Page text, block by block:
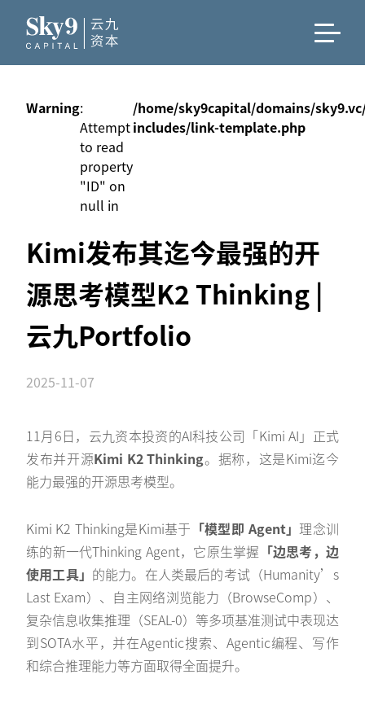
Warning:
Attempt
to read
property
"ID" on
null in
/home/sky9capital/domains/
includes/link-template.php
Kimi发布其迄今最强的开
源思考模型K2 Thinking |
云九Portfolio
2025-11-07
11月6日，云九资本投资的AI科技公司「Kimi AI」正式
发布并开源Kimi K2 Thinking。据称，这是Kimi迄今
能力最强的开源思考模型。
Kimi K2 Thinking是Kimi基于 「模型即 Agent」理念训
练的新一代Thinking Agent，它原生掌握 「边思考，边
使用工具」 的能力。在人类最后的考试（Humanity’s
Last Exam）、自主网络浏览能力（BrowseComp）、
复杂信息收集推理（SEAL-0）等多项基准测试中表现达
到SOTA水平，并在Agentic搜索、Agentic编程、写作
和综合推理能力等方面取得全面提升。